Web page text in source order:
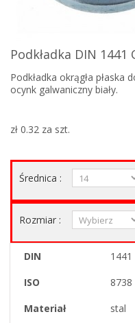
Podkładka DIN
Podkładka okrągła
ocynk galwaniczny biały.
zł 0.32 za szt.
Średnica :
Rozmiar :
DIN
1441
ISO
8738
Materiał
stal